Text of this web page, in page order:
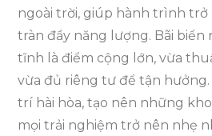
ngoài trời, giúp hành trình trở
tràn đầy năng lượng. Bãi biển
tĩnh là điểm cộng lớn, vừa
vừa đủ riêng tư để tận
trí hài hòa, tạo nên những
mọi trải nghiệm trở nên nhẹ